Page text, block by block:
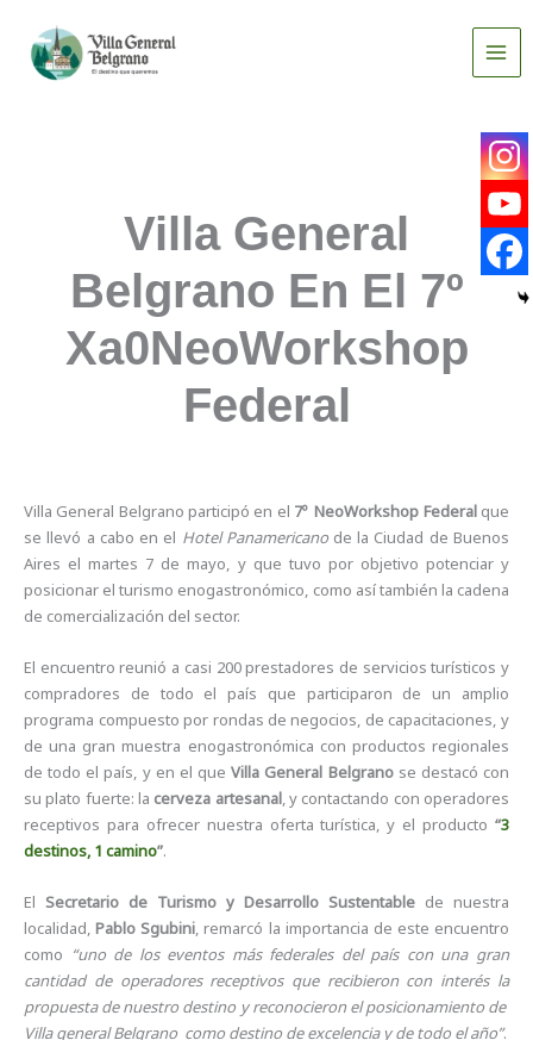
contenido
Villa General
Belgrano En El 7º
Xa0NeoWorkshop
Federal
Villa General Belgrano participó en el 7º NeoWorkshop Federalque
se llevó a cabo en el Hotel Panamericanode la Ciudad de Buenos
Aires el martes 7 de mayo, y que tuvo por objetivo potenciar y
posicionar el turismo enogastronómico, como así también la cadena
de comercialización del sector.
El encuentro reunió a casi 200 prestadores de servicios turísticos y
compradores de todo el país que participaron de un amplio
programa compuesto por rondas de negocios, de capacitaciones, y
de una gran muestra enogastronómica con productos regionales
de todo el país, y en el queVilla General Belgranose destacó con
su plato fuerte: la cerveza artesanal, y contactando con operadores
receptivos para ofrecer nuestra oferta turística, y el producto “3
destinos, 1 camino”.
ElSecretario de Turismo y Desarrollo Sustentable de nuestra
localidad,Pablo Sgubini , remarcó la importancia de este encuentro
como “uno de los eventos más federales del país con una gran
cantidad de operadores receptivos que recibieron con interés la
propuesta de nuestro destino y reconocieron el posicionamiento de
Villa general Belgrano como destino de excelencia y de todo el año”.